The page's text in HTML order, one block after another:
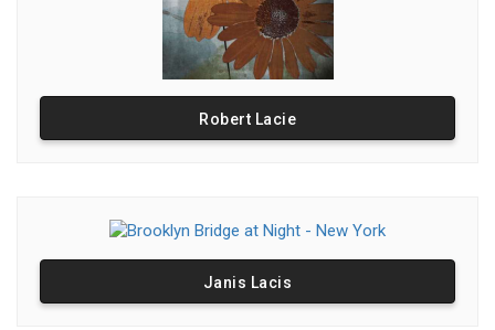
Robert Lacie
Janis Lacis